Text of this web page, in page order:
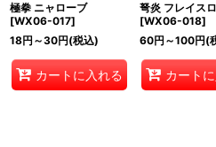
極拳 ニャローブ
[WX06-017]
18円 ～30円(税込)
カートに入れる
弩炎 フレイス
[WX06-018]
60円 ～100円(
カート